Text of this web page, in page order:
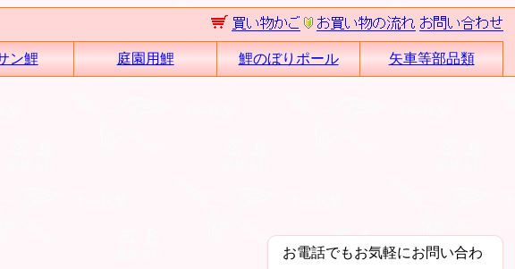
ン鯉 庭園用鯉 鯉のぼりポール 矢車等部品類
お電話でもお気軽にお問い合わ